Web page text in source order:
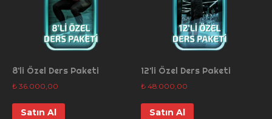
8’li Özel Ders Paketi
₺ 36.000,00
Satın Al
12’li Özel Ders Paketi
₺ 48.000,00
Satın Al